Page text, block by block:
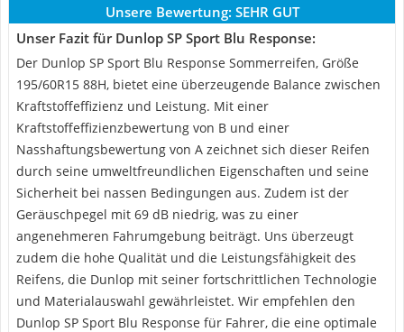
Unsere Bewertung: SEHR GUT
Unser Fazit für Dunlop SP Sport Blu Response:
Der Dunlop SP Sport Blu Response Sommerreifen, Größe
195/60R15 88H, bietet eine überzeugende Balance zwischen
Kraftstoffeffizienz und Leistung. Mit einer
Kraftstoffeffizienzbewertung von B und einer
Nasshaftungsbewertung von A zeichnet sich dieser Reifen
durch seine umweltfreundlichen Eigenschaften und seine
Sicherheit bei nassen Bedingungen aus. Zudem ist der
Geräuschpegel mit 69 dB niedrig, was zu einer
angenehmeren Fahrumgebung beiträgt. Uns überzeugt
zudem die hohe Qualität und die Leistungsfähigkeit des
Reifens, die Dunlop mit seiner fortschrittlichen Technologie
und Materialauswahl gewährleistet. Wir empfehlen den
Dunlop SP Sport Blu Response für Fahrer, die eine optimale